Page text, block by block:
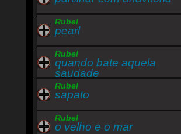
Rubel
pearl
Rubel
quando bate aquela
saudade
Rubel
sapato
Rubel
o velho e o mar